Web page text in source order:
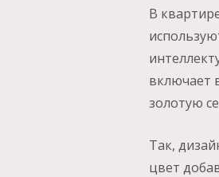
В
включает
золотую
Так,
цвет